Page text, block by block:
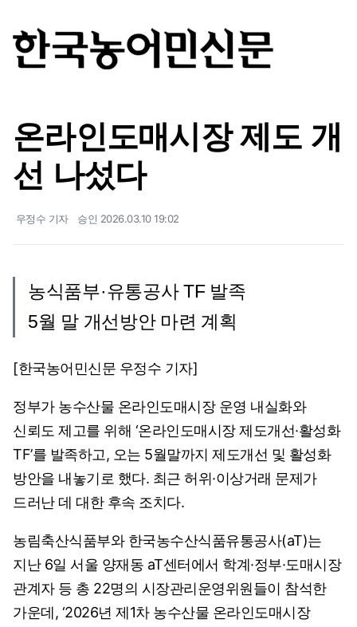
온라인도매시장 제도 개
선 나섰다
우정수 기자 승인 2026.03.10 19:02
농식품부·유통공사 TF 발족
5월 말 개선방안 마련 계획
[한국농어민신문 우정수 기자]
정부가 농수산물 온라인도매시장 운영 내실화와
신뢰도 제고를 위해 ‘온라인도매시장 제도개선·활성화
TF’를 발족하고, 오는 5월말까지 제도개선 및 활성화
방안을 내놓기로 했다. 최근 허위·이상거래 문제가
드러난 데 대한 후속 조치다.
농림축산식품부와 한국농수산식품유통공사(aT)는
지난 6일 서울 양재동 aT센터에서 학계·정부·도매시장
관계자 등 총 22명의 시장관리운영위원들이 참석한
가운데, ‘2026년 제1차 농수산물 온라인도매시장